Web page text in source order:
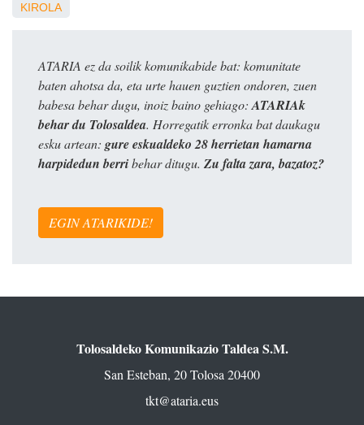
KIROLA
ATARIA ez da soilik komunikabide bat: komunitate
baten ahotsa da, eta urte hauen guztien ondoren, zuen
babesa behar dugu, inoiz baino gehiago:ATARIAk
behar du Tolosaldea. Horregatik erronka bat daukagu
esku artean: gure eskualdeko 28 herrietan hamarna
harpidedun berribehar ditugu. Zu falta zara, bazatoz?
EGIN ATARIKIDE!
Tolosaldeko Komunikazio Taldea S.M.
San Esteban, 20 Tolosa 20400
tkt@ataria.eus